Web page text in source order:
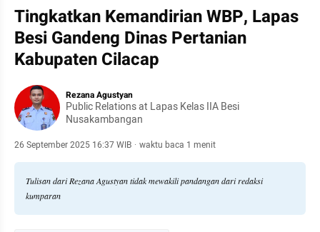
Tingkatkan Kemandirian WBP, Lapas
Besi Gandeng Dinas Pertanian
Kabupaten Cilacap
Rezana Agustyan
Public Relations at Lapas Kelas IIA Besi
Nusakambangan
26 September 2025 16:37 WIB · waktu baca 1 menit
Tulisan dari Rezana Agustyan tidak mewakili pandangan dari redaksi
kumparan